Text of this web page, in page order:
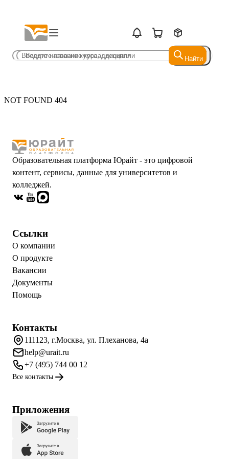
Найти
Найти
NOT FOUND 404
Образовательная платформа Юрайт - это цифровой
контент, сервисы, данные для университетов и
колледжей.
Ссылки
О компании
О продукте
Вакансии
Документы
Помощь
Контакты
111123, г.Москва, ул. Плеханова, 4а
help@urait.ru
+7 (495) 744 00 12
Все контакты
Приложения